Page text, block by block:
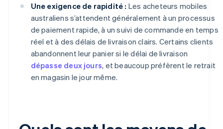
Une exigence de rapidité : Les acheteurs mobiles
australiens s’attendent généralement à un processus
de paiement rapide, à un suivi de commande en temps
réel et à des délais de livraison clairs. Certains clients
abandonnent leur panier si le délai de livraison
dépasse deux jours, et beaucoup préfèrent le retrait
en magasin le jour même.